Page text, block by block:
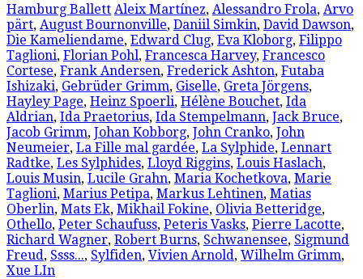
Hamburg Ballett Aleix Martínez, Alessandro Frola, Arvo
pärt, August Bournonville, Daniil Simkin, David Dawson,
Die Kameliendame, Edward Clug, Eva Kloborg, Filippo
Taglioni, Florian Pohl, Francesca Harvey, Francesco
Cortese, Frank Andersen, Frederick Ashton, Futaba
Ishizaki, Gebrüder Grimm, Giselle, Greta Jörgens,
Hayley Page, Heinz Spoerli, Hélène Bouchet, Ida
Aldrian, Ida Praetorius, Ida Stempelmann, Jack Bruce,
Jacob Grimm, Johan Kobborg, John Cranko, John
Neumeier, La Fille mal gardée, La Sylphide, Lennart
Radtke, Les Sylphides, Lloyd Riggins, Louis Haslach,
Louis Musin, Lucile Grahn, Maria Kochetkova, Marie
Taglioni, Marius Petipa, Markus Lehtinen, Matias
Oberlin, Mats Ek, Mikhail Fokine, Olivia Betteridge,
Othello, Peter Schaufuss, Peteris Vasks, Pierre Lacotte,
Richard Wagner, Robert Burns, Schwanensee, Sigmund
Freud, Ssss..., Sylfiden, Vivien Arnold, Wilhelm Grimm,
Xue LIn